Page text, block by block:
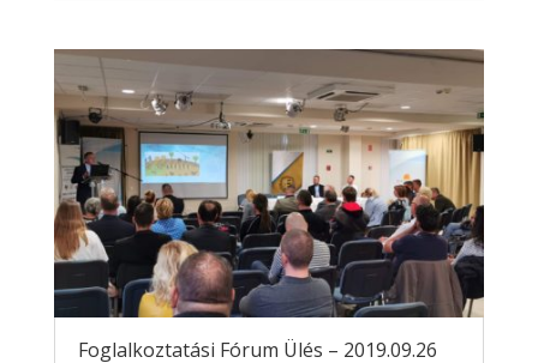
Foglalkoztatási Fórum Ülés – 2019.09.26